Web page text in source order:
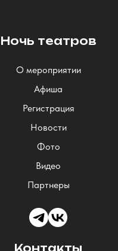
Ночь театров
О мероприятии
Афиша
Регистрация
Новости
Фото
Видео
Партнеры
Контакты